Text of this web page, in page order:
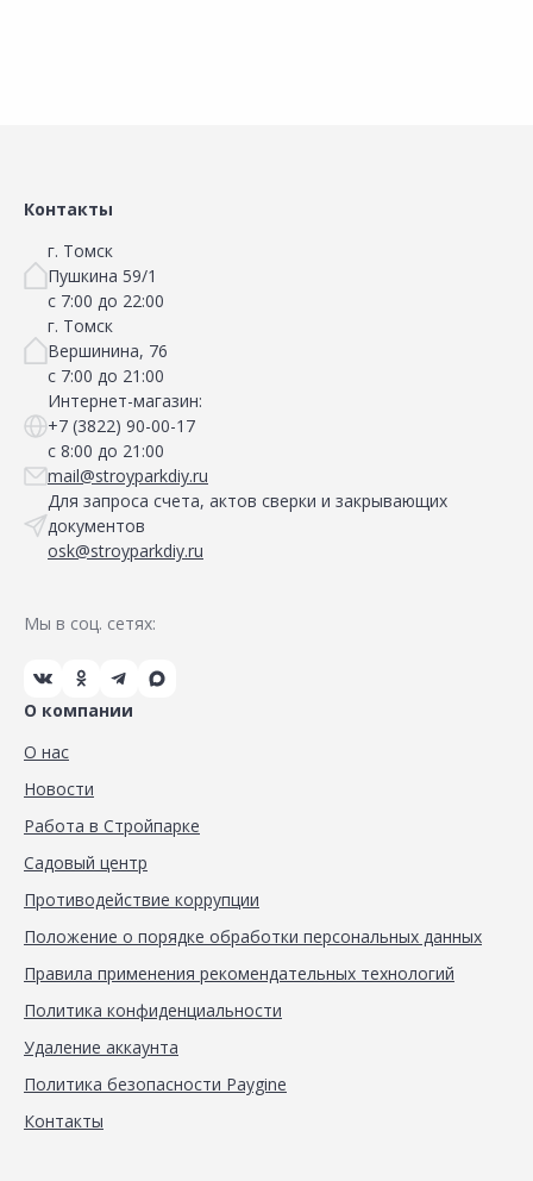
Контакты
г. Томск
Пушкина 59/1
с 7:00 до 22:00
г. Томск
Вершинина, 76
с 7:00 до 21:00
Интернет-магазин:
+7 (3822) 90-00-17
с 8:00 до 21:00
mail@stroyparkdiy.ru
Для запроса счета, актов сверки и закрывающих
документов
osk@stroyparkdiy.ru
Мы в соц. сетях:
О компании
О нас
Новости
Работа в Стройпарке
Садовый центр
Противодействие коррупции
Положение о порядке обработки персональных данных
Правила применения рекомендательных технологий
Политика конфиденциальности
Удаление аккаунта
Политика безопасности Paygine
Контакты